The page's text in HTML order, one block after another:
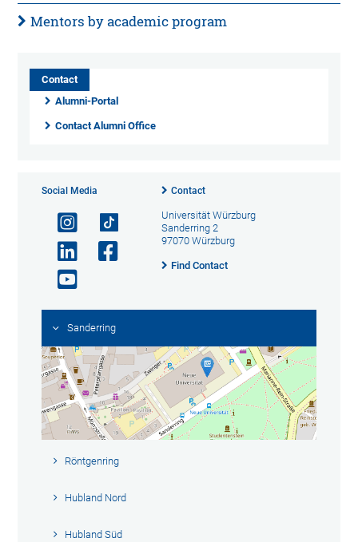
Mentors by academic program
Contact
Alumni-Portal
Contact Alumni Office
Social Media Contact
Universität Würzburg
Sanderring 2
97070 Würzburg
Find Contact
Sanderring
Röntgenring
Hubland Nord
Hubland Süd